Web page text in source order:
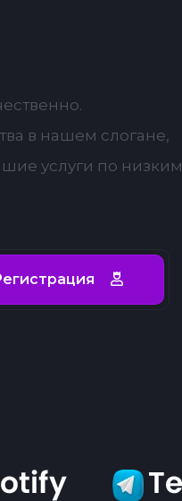
в нашем слогане,
услуги по низким